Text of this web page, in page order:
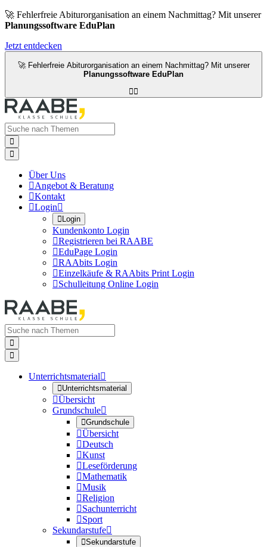
🚀 Fehlerfreie Abiturorganisation an einem Nachmittag? Mit unserer
Planungssoftware EduPlan
Jetzt entdecken
🚀 Fehlerfreie Abiturorganisation an einem Nachmittag? Mit unserer
Planungssoftware EduPlan



Über Uns
Angebot & Beratung
Kontakt
Login
Login
Kundenkonto Login
Registrieren bei RAABE
EduPage Login
RAAbits Login
Einzelkäufe & RAAbits Print Login
Schulleitung Online Login


Unterrichtsmaterial
Unterrichtsmaterial
Übersicht
Grundschule
Grundschule
Übersicht
Deutsch
Kunst
Leseförderung
Mathematik
Musik
Religion
Sachunterricht
Sport
Sekundarstufe
Sekundarstufe